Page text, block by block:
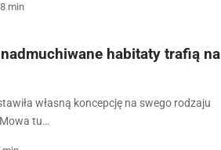
min
habitaty trafią na
własną koncepcję na swego rodzaju
tu…